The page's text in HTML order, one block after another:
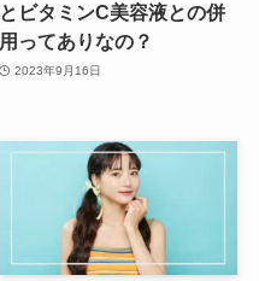
とビタミンC美容液との併
用ってありなの？
2023年9月16日